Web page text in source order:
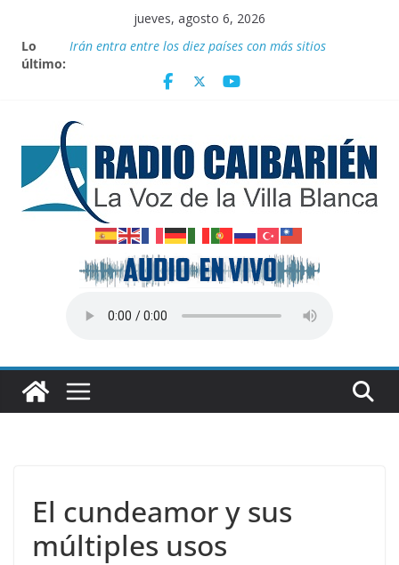
contenido
jueves, agosto 6, 2026
Lo
último:
Irán entra entre los diez países con más sitios
“Aterrizando” los efectos del calor global
medicamentos
Publican nuevas normas para el reordenamiento del
comercio
Transporte: Nuevas facilidades para importar
vehículos e impulsar la movilidad eléctrica en Cuba
El cundeamor y sus
múltiples usos